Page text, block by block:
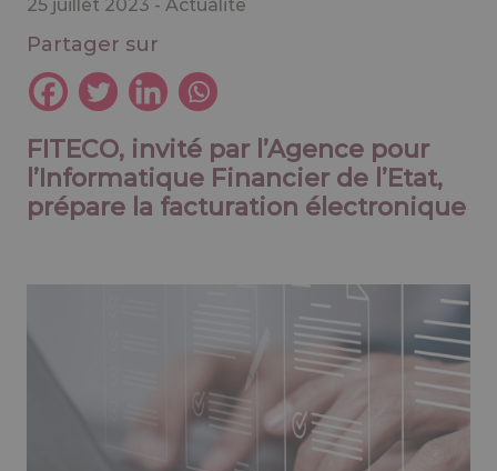
25 juillet 2023 - Actualité
Partager sur
FITECO, invité par l’Agence pour
l’Informatique Financier de l’Etat,
prépare la facturation électronique